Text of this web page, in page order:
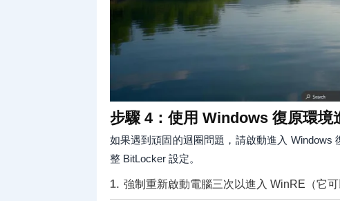
步驟 4：使用 Windows 復原環境
如果遇到頑固的迴圈問題，請啟動進入 Windows
整 BitLocker 設定。
強制重新啟動電腦三次以進入 WinRE（它可